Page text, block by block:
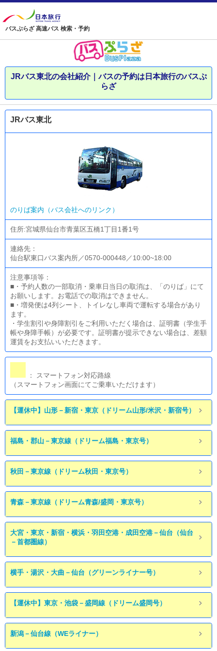
バスぷらざ 高速バス 検索・予約
JRバス東北の会社紹介｜バスの予約は日本旅行のバスぷ
らざ
JRバス東北
のりば案内（バス会社へのリンク）
住所:宮城県仙台市青葉区五橋1丁目1番1号
連絡先：
仙台駅東口バス案内所／0570-000448／10:00~18:00
注意事項等：
■・予約人数の一部取消・乗車日当日の取消は、「のりば」にて
お願いします。お電話での取消はできません。
■・増発便は4列シート、トイレなし車両で運転する場合があり
ます。
・学生割引や身障割引をご利用いただく場合は、証明書（学生手
帳や身障手帳）が必要です。証明書が提示できない場合は、差額
運賃をお支払いいただきます。
： スマートフォン対応路線
（スマートフォン画面にてご乗車いただけます）
【運休中】山形－新宿・東京（ドリーム山形/米沢・新宿号）
福島・郡山－東京線（ドリーム福島・東京号）
秋田－東京線（ドリーム秋田・東京号）
青森－東京線（ドリーム青森/盛岡・東京号）
大宮・東京・新宿・横浜・羽田空港・成田空港－仙台（仙台
－首都圏線）
横手・湯沢・大曲－仙台（グリーンライナー号）
【運休中】東京・池袋－盛岡線（ドリーム盛岡号）
新潟－仙台線（WEライナー）